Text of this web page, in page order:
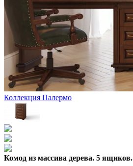
Коллекция Палермо
Комод из массива дерева. 5 ящиков.